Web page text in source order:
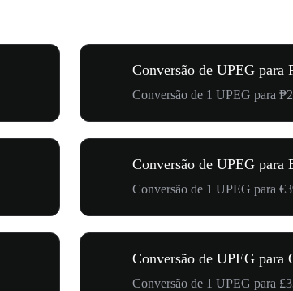
Conversão de UPEG para
Conversão de 1 UPEG para
Conversão de UPEG para
Conversão de 1 UPEG para
Conversão de UPEG para
Conversão de 1 UPEG para